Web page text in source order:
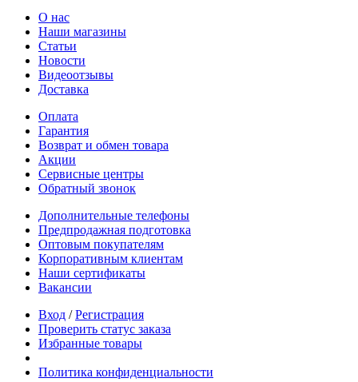
О нас
Наши магазины
Статьи
Новости
Видеоотзывы
Доставка
Оплата
Гарантия
Возврат и обмен товара
Акции
Сервисные центры
Обратный звонок
Дополнительные телефоны
Предпродажная подготовка
Оптовым покупателям
Корпоративным клиентам
Наши сертификаты
Вакансии
Вход /Регистрация
Проверить статус заказа
Избранные товары
Политика конфиденциальности